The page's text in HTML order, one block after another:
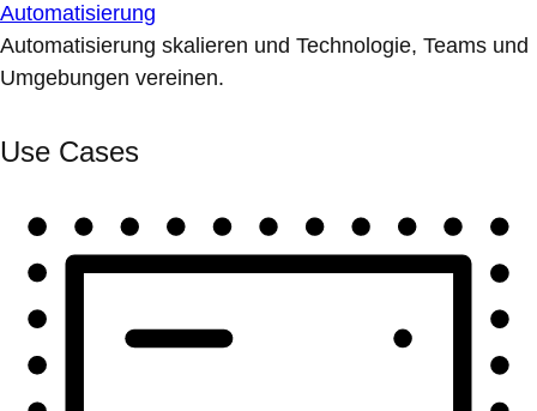
Automatisierung
Automatisierung skalieren und Technologie, Teams und
Umgebungen vereinen.
Use Cases